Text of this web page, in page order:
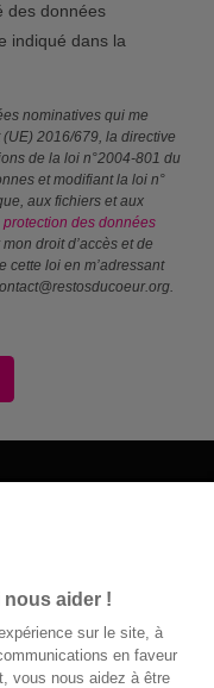
des données
indiqué dans la
nominatives qui me
2016/679, la directive
de la loi n°2004-801 du
et modifiant la loi n°
aux fichiers et aux
des données
droit d’accès et de
cette loi en m’adressant
aider !
sur le site, à
en faveur
vous nous aidez à être